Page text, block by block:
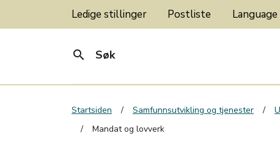
Ledige stillinger Postliste Language
search Søk
Startsiden Samfunnsutvikling og tjenester
Mandat og lovverk